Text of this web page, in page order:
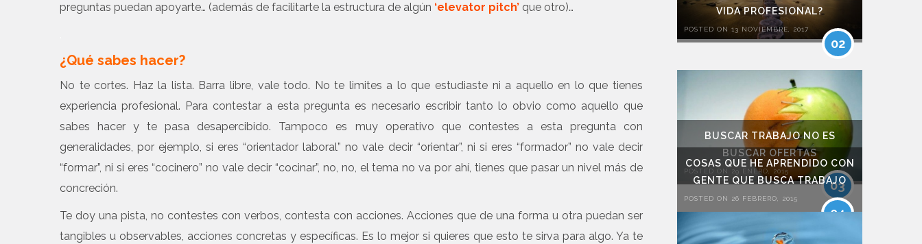
preguntas puedan apoyarte… (además de facilitarte la estructura de algún ‘elevator pitch’ que otro)…
¿Qué sabes hacer?
No te cortes. Haz la lista. Barra libre, vale todo. No te limites a lo que estudiaste ni a aquello en lo que tienes
experiencia profesional. Para contestar a esta pregunta es necesario escribir tanto lo obvio como aquello que
sabes hacer y te pasa desapercibido. Tampoco es muy operativo que contestes a esta pregunta con
generalidades, por ejemplo, si eres “orientador laboral” no vale decir “orientar”, ni si eres “formador” no vale decir
“formar”, ni si eres “cocinero” no vale decir “cocinar”, no, no, el tema no va por ahí, tienes que pasar un nivel más de
concreción.
Te doy una pista, no contestes con verbos, contesta con acciones. Acciones que de una forma u otra puedan ser
tangibles u observables, acciones concretas y específicas. Es lo mejor si quieres que esto te sirva para algo. Ya te
VIDA PROFESIONAL?
POSTED ON 13 NOVIEMBRE, 2017
02
BUSCAR TRABAJO NO ES
BUSCAR OFERTAS
POSTED ON 29 ENERO, 2015
03
COSAS QUE HE APRENDIDO CON
GENTE QUE BUSCA TRABAJO
POSTED ON 26 FEBRERO, 2015
04